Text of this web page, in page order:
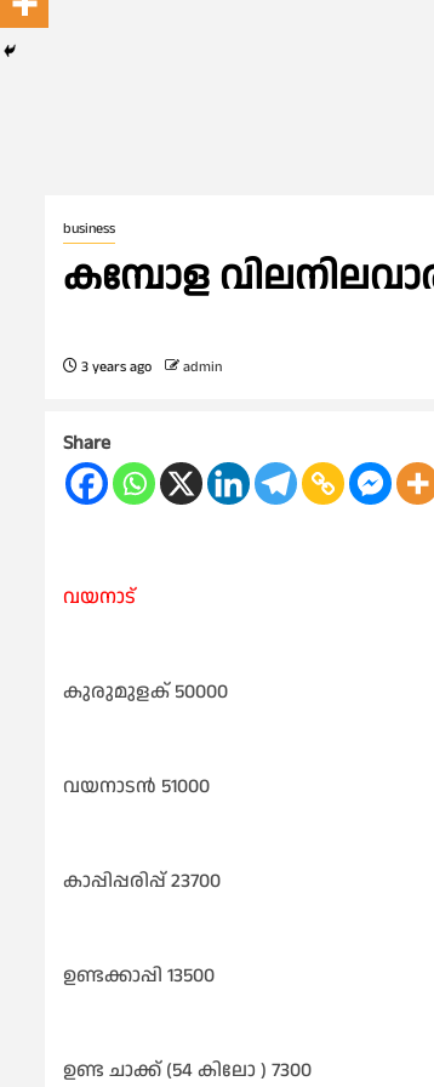
business
കമ്പോള
3 years ago admin
Share
വയനാട്
കുരുമുളക് 50000
വയനാടൻ 51000
കാപ്പിപ്പരിപ്പ് 23700
ഉണ്ടക്കാപ്പി 13500
ഉണ്ട ചാക്ക് (54 കിലോ ) 7300